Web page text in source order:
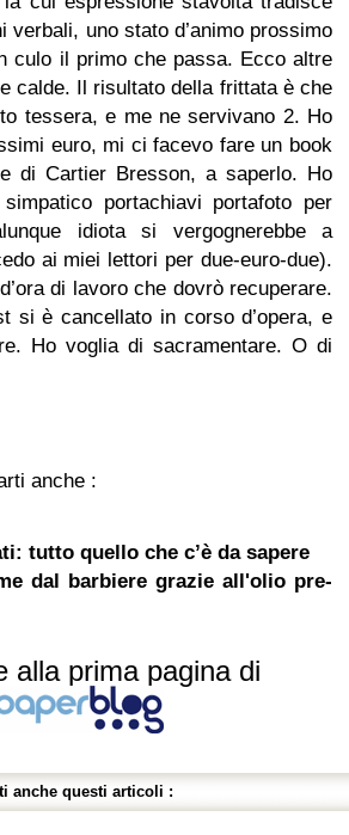
verbali, uno stato d’animo prossimo
culo il primo che passa. Ecco altre
calde. Il risultato della frittata è che
tessera, e me ne servivano 2. Ho
euro, mi ci facevo fare un book
di Cartier Bresson, a saperlo. Ho
portachiavi portafoto per
idiota si vergognerebbe a
ai miei lettori per due-euro-due).
di lavoro che dovrò recuperare.
si è cancellato in corso d’opera, e
Ho voglia di sacramentare. O di
anche :
tutto quello che c’è da sapere
dal barbiere grazie all'olio pre-
alla prima pagina di
anche questi articoli :